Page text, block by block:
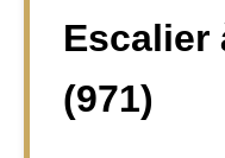
Escalier
(971)